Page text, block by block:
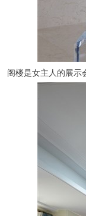
阁楼是女主人的展示